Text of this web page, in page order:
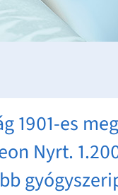
1901-es
Nyrt.